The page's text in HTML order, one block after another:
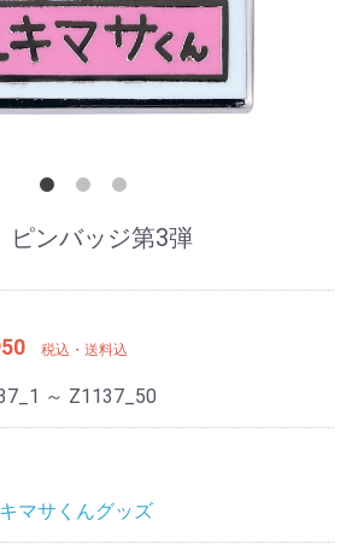
ンバッジ第3弾
税込・送料込
～ Z1137_50
マサくんグッズ